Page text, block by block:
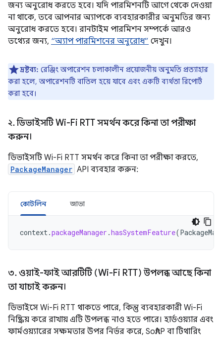
জন্য অনুরোধ করতে হবে। যদি পারমিশনটি আগে থেকে দেওয়া
না থাকে, তবে আপনার অ্যাপকে ব্যবহারকারীর অনুমতির জন্য
অনুরোধ করতে হবে। রানটাইম পারমিশন সম্পর্কে আরও
তথ্যের জন্য, “অ্যাপ পারমিশনের অনুরোধ” দেখুন।
দ্রষ্টব্য: রেঞ্জিং অপারেশন চলাকালীন প্রয়োজনীয় অনুমতি প্রত্যাহার
করা হলে, অপারেশনটি বাতিল হয়ে যাবে এবং একটি ব্যর্থতা রিপোর্ট
করা হবে।
২.ডিভাইসটি Wi-Fi RTT সমর্থন করে কিনা তা পরীক্ষা
করুন।
ডিভাইসটি Wi-Fi RTT সমর্থন করে কিনা তা পরীক্ষা করতে,
PackageManager API ব্যবহার করুন:
কোটলিন জাভা
context.packageManager .hasSystemFeature(
৩.ওয়াই-ফাই আরটিটি (Wi-Fi RTT) উপলব্ধ আছে কিনা
তা যাচাই করুন।
ডিভাইসে Wi-Fi RTT থাকতে পারে, কিন্তু ব্যবহারকারী Wi-Fi
নিষ্ক্রিয় করে রাখায় এটি উপলব্ধ নাও হতে পারে। হার্ডওয়্যার এবং
ফার্মওয়্যারের সক্ষমতার উপর নির্ভর করে, SoftAP বা টিথারিং